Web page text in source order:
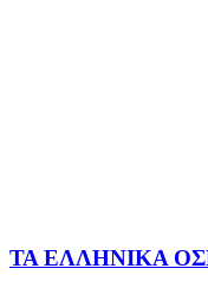
ΤΑ ΕΛΛΗΝΙΚΑ